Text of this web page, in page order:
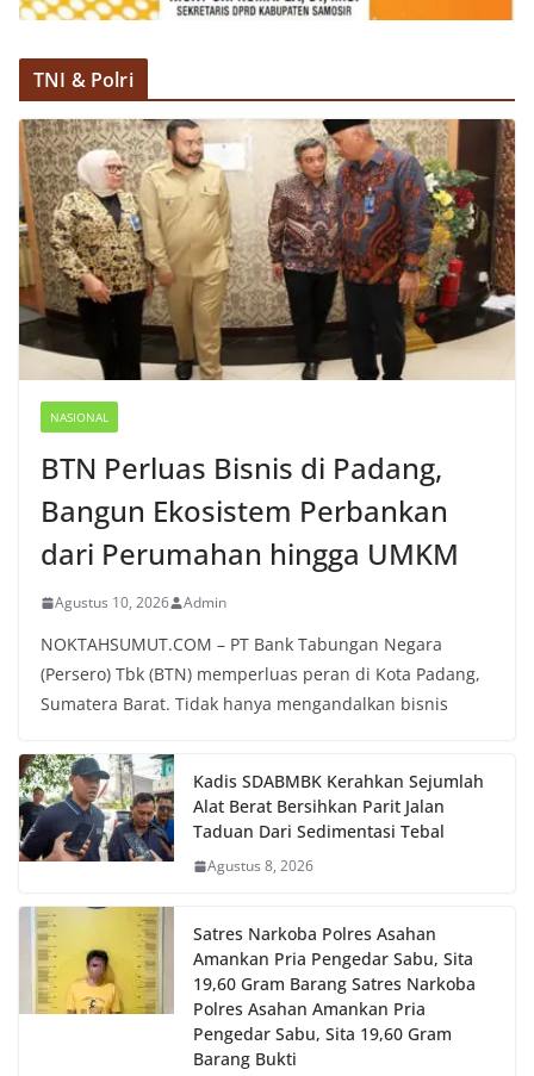
TNI & Polri
NASIONAL
BTN Perluas Bisnis di Padang,
Bangun Ekosistem Perbankan
dari Perumahan hingga UMKM
Agustus 10, 2026 Admin
NOKTAHSUMUT.COM – PT Bank Tabungan Negara
(Persero) Tbk (BTN) memperluas peran di Kota Padang,
Sumatera Barat. Tidak hanya mengandalkan bisnis
Kadis SDABMBK Kerahkan Sejumlah
Alat Berat Bersihkan Parit Jalan
Taduan Dari Sedimentasi Tebal
Agustus 8, 2026
Satres Narkoba Polres Asahan
Amankan Pria Pengedar Sabu, Sita
19,60 Gram Barang Satres Narkoba
Polres Asahan Amankan Pria
Pengedar Sabu, Sita 19,60 Gram
Barang Bukti